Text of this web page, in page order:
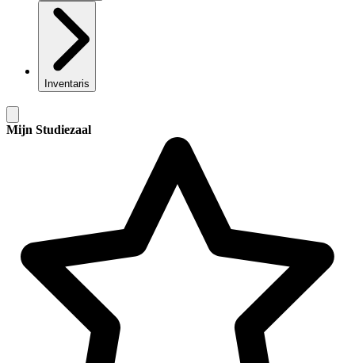
Inventaris
Mijn Studiezaal